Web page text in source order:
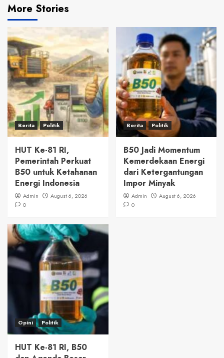
More Stories
Berita Politik
HUT Ke-81 RI,
Pemerintah Perkuat
B50 untuk Ketahanan
Energi Indonesia
Admin
August 6, 2026
0
Berita Politik
B50 Jadi Momentum
Kemerdekaan Energi
dari Ketergantungan
Impor Minyak
Admin
August 6, 2026
0
Opini Politik
HUT Ke-81 RI, B50